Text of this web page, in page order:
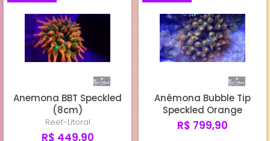
Anemona BBT Speckled
(8cm)
Reef-Litoral
R$ 449,90
Anêmona Bubble Tip
Speckled Orange
R$ 799,90